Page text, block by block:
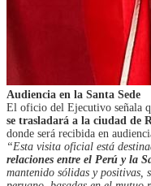
Audiencia en la Santa Sede
El oficio del Ejecutivo señala
se trasladará a la ciudad de
donde será recibida en
“Esta visita oficial está
relaciones entre el Perú y la
mantenido sólidas y positivas,